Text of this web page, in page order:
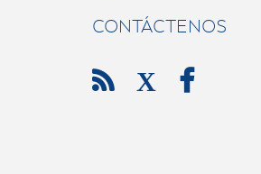
CONTÁCTENOS
 X 